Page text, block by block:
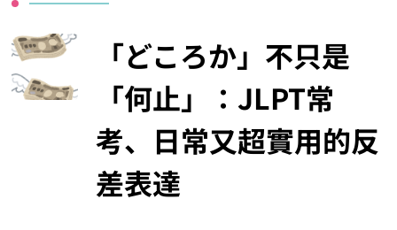
「どころか」不只是
「何止」：JLPT常
考、日常又超實用的反
差表達